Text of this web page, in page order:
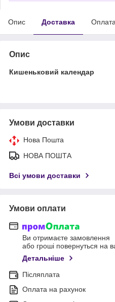
Опис Доставка Оплата
Опис
Кишеньковий календар
Умови доставки
Нова Пошта
НОВА ПОШТА
Всі умови доставки
Умови оплати
Ви отримаєте замовлення
або гроші повернуться на
Детальніше
Післяплата
Оплата на рахунок